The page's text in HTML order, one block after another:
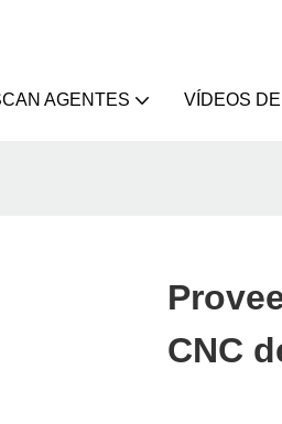
AGENTES VÍDEOS
CNC